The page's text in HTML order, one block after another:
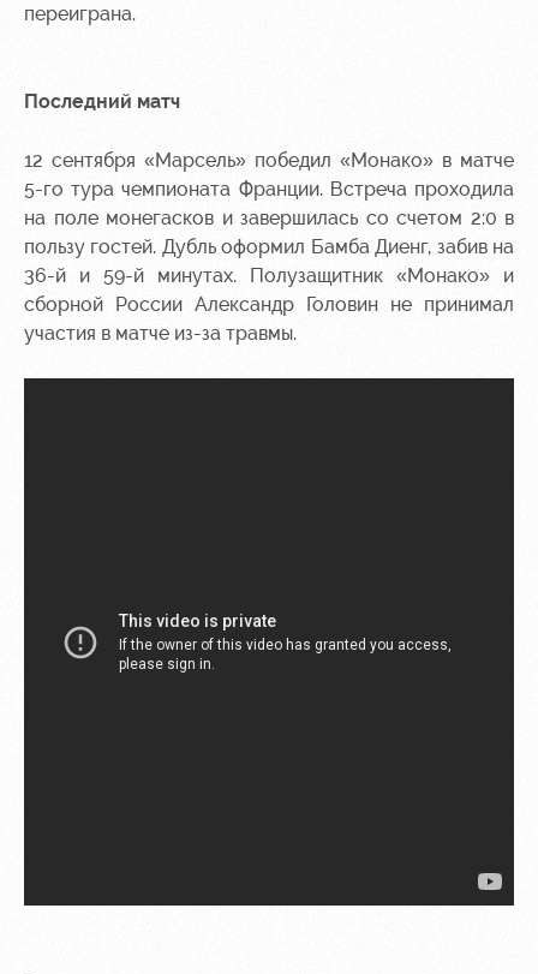
переиграна.
Последний матч
12 сентября «Марсель» победил «Монако» в матче
5-го тура чемпионата Франции. Встреча проходила
на поле монегасков и завершилась со счетом 2:0 в
пользу гостей. Дубль оформил Бамба Диенг, забив на
36-й и 59-й минутах. Полузащитник «Монако» и
сборной России Александр Головин не принимал
участия в матче из-за травмы.